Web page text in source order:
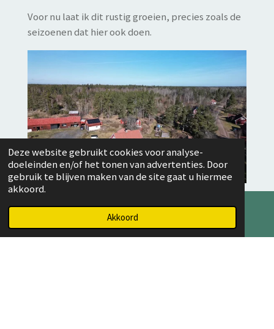
Deze website gebruikt cookies voor analyse-
doeleinden en/of het tonen van advertenties. Door
gebruik te blijven maken van de site gaat u hiermee
akkoord.
Akkoord
Voor nu laat ik dit rustig groeien, precies zoals de
seizoenen dat hier ook doen.